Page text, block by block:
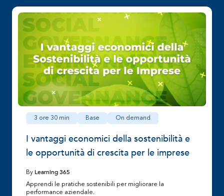
3 ore 30 min Base On demand
I vantaggi economici della sostenibilità e
le opportunità di crescita per le imprese
By Learning 365
Apprendi le pratiche sostenibili per migliorare la
performance aziendale.